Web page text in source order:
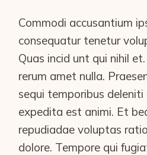
Commodi accusantium
consequatur tenetur
Quas incid unt qui nihil
rerum amet nulla.
sequi temporibus deleniti
expedita est animi. Et
repudiadae voluptas
dolore. Tempore qui